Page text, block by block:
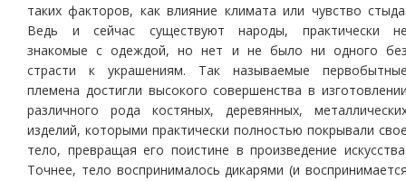
таких факторов, как влияние климата или чувство
Ведь и сейчас существуют народы, практически
знакомые с одеждой, но нет и не было ни одного
страсти к украшениям. Так называемые
племена достигли высокого совершенства в
различного рода костяных, деревянных,
изделий, которыми практически полностью покрывали
тело, превращая его поистине в произведение
Точнее, тело воспринималось дикарями (и